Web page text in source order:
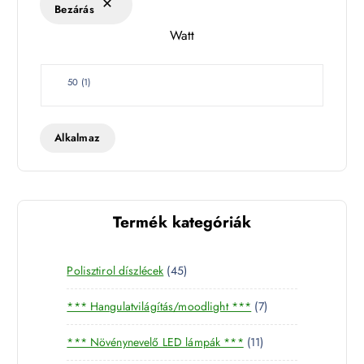
Bezárás
Watt
W
t
50 (1)
Alkalmaz
Termék kategóriák
Polisztirol díszlécek 454
5
t
e
r
*** Hangulatvilágítás/moodlight *** 77
t
*** Növénynevelő LED lámpák *** 111
1